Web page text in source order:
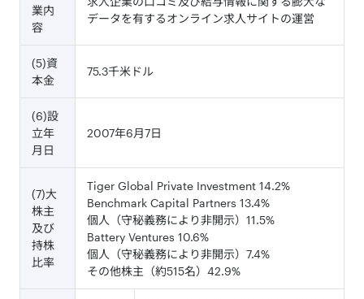
業内
容
データを有するオンライン求人サイトの運営
(5)資
本金
75.3千米ドル
(6)設
立年
月日
2007年6月7日
(7)大
株主
及び
持株
比率
Tiger Global Private Investment 14.2%
Benchmark Capital Partners 13.4%
個人（守秘義務により非開示）11.5%
Battery Ventures 10.6%
個人（守秘義務により非開示）7.4%
その他株主（約515名）42.9%